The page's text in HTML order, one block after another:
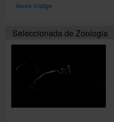
Veure imatge
Seleccionada de Zoologia